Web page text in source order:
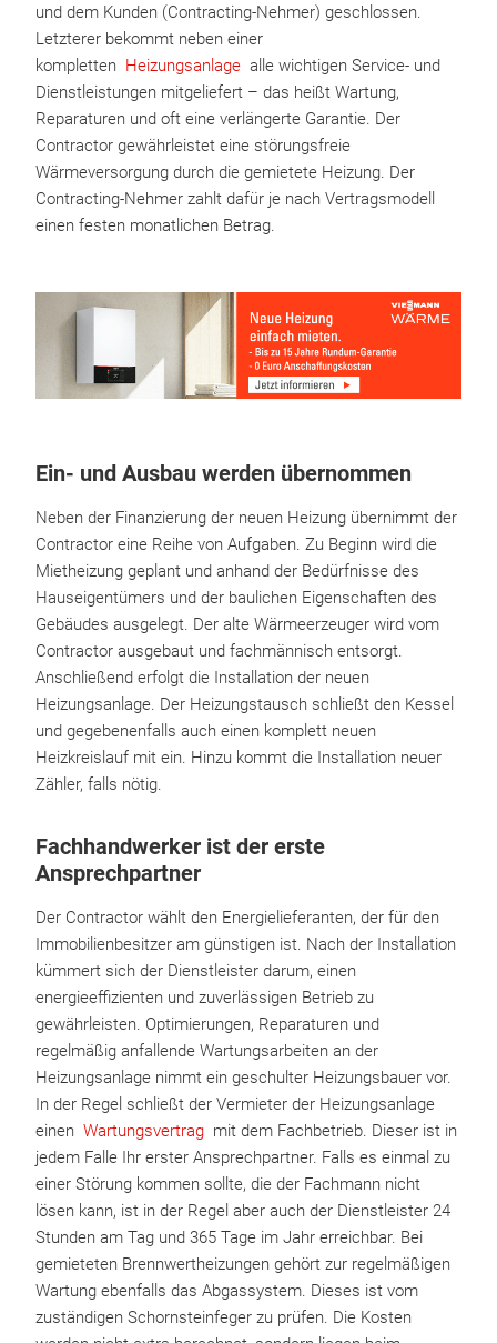
und dem Kunden (Contracting-Nehmer) geschlossen.
Letzterer bekommt neben einer
kompletten Heizungsanlage alle wichtigen Service- und
Dienstleistungen mitgeliefert – das heißt Wartung,
Reparaturen und oft eine verlängerte Garantie. Der
Contractor gewährleistet eine störungsfreie
Wärmeversorgung durch die gemietete Heizung. Der
Contracting-Nehmer zahlt dafür je nach Vertragsmodell
einen festen monatlichen Betrag.
Ein- und Ausbau werden übernommen
Neben der Finanzierung der neuen Heizung übernimmt der
Contractor eine Reihe von Aufgaben. Zu Beginn wird die
Mietheizung geplant und anhand der Bedürfnisse des
Hauseigentümers und der baulichen Eigenschaften des
Gebäudes ausgelegt. Der alte Wärmeerzeuger wird vom
Contractor ausgebaut und fachmännisch entsorgt.
Anschließend erfolgt die Installation der neuen
Heizungsanlage. Der Heizungstausch schließt den Kessel
und gegebenenfalls auch einen komplett neuen
Heizkreislauf mit ein. Hinzu kommt die Installation neuer
Zähler, falls nötig.
Fachhandwerker ist der erste
Ansprechpartner
Der Contractor wählt den Energielieferanten, der für den
Immobilienbesitzer am günstigen ist. Nach der Installation
kümmert sich der Dienstleister darum, einen
energieeffizienten und zuverlässigen Betrieb zu
gewährleisten. Optimierungen, Reparaturen und
regelmäßig anfallende Wartungsarbeiten an der
Heizungsanlage nimmt ein geschulter Heizungsbauer vor.
In der Regel schließt der Vermieter der Heizungsanlage
einen Wartungsvertrag mit dem Fachbetrieb. Dieser ist in
jedem Falle Ihr erster Ansprechpartner. Falls es einmal zu
einer Störung kommen sollte, die der Fachmann nicht
lösen kann, ist in der Regel aber auch der Dienstleister 24
Stunden am Tag und 365 Tage im Jahr erreichbar. Bei
gemieteten Brennwertheizungen gehört zur regelmäßigen
Wartung ebenfalls das Abgassystem. Dieses ist vom
zuständigen Schornsteinfeger zu prüfen. Die Kosten